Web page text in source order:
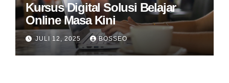
Kursus Digital Solusi Belajar
Online Masa Kini
JULI 12, 2025 BOSSEO